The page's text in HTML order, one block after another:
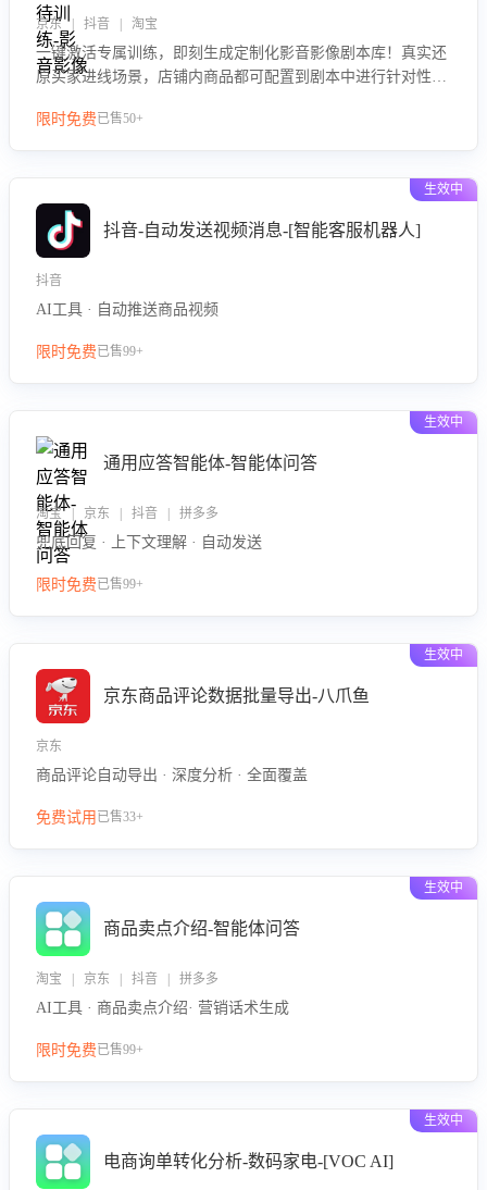
京东 | 抖音 | 淘宝
一键激活专属训练，即刻生成定制化影音影像剧本库！真实还
原买家进线场景，店铺内商品都可配置到剧本中进行针对性训
即开通”，快速获取影音影像类目剧本，一键开启客服培训。
限时免费已售50+
生效中
抖音-自动发送视频消息-[智能客服机器人]
抖音
AI工具 · 自动推送商品视频
限时免费已售99+
生效中
通用应答智能体-智能体问答
淘宝 | 京东 | 抖音 | 拼多多
兜底回复 · 上下文理解 · 自动发送
限时免费已售99+
生效中
京东商品评论数据批量导出-八爪鱼
京东
商品评论自动导出 · 深度分析 · 全面覆盖
免费试用 已售33+
生效中
商品卖点介绍-智能体问答
淘宝 | 京东 | 抖音 | 拼多多
AI工具 · 商品卖点介绍· 营销话术生成
限时免费已售99+
生效中
电商询单转化分析-数码家电-[VOC AI]